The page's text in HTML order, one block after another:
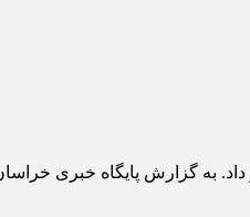
به گزارش پایگاه خبری